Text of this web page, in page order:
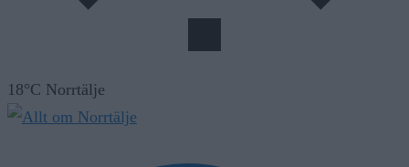
18°C Norrtälje